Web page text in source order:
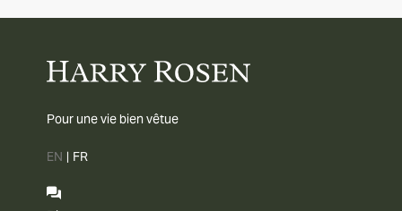
Pour une vie bien vêtue
EN | FR